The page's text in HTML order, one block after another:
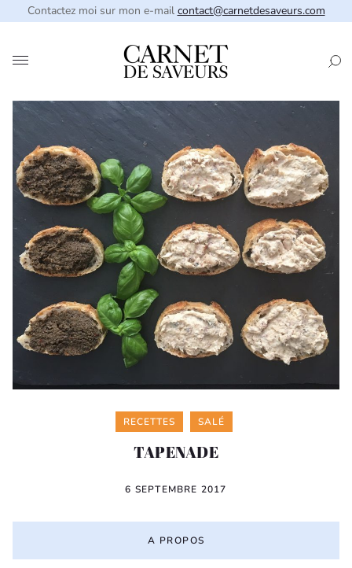
Contactez moi sur mon e-mail contact@carnetdesaveurs.com
Categories
RECETTES SALÉ
TAPENADE
6 SEPTEMBRE 2017
A PROPOS